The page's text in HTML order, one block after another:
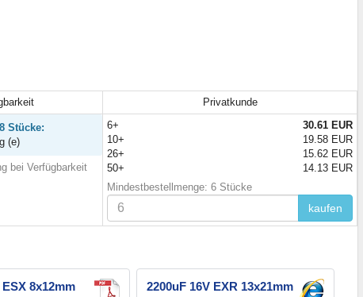
Privatkunde
Stücke:
(e)
bei Verfügbarkeit
6+
30.61 EUR
10+
19.58 EUR
26+
15.62 EUR
50+
14.13 EUR
Mindestbestellmenge: 6 Stücke
kaufen
8x12mm
2200uF 16V EXR 13x21mm